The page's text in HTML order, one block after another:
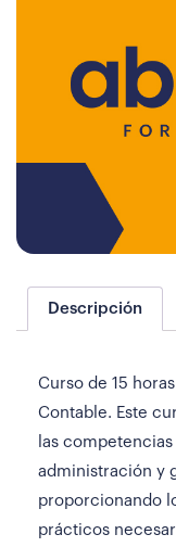
Descripción
Curso de 15
Contable. Este
las
administración y
proporcionando
prácticos